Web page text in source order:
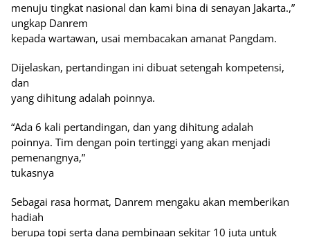
menuju tingkat nasional dan kami bina di senayan Jakarta.,”
ungkap Danrem
kepada wartawan, usai membacakan amanat Pangdam.
Dijelaskan, pertandingan ini dibuat setengah kompetensi,
dan
yang dihitung adalah poinnya.
“Ada 6 kali pertandingan, dan yang dihitung adalah
poinnya. Tim dengan poin tertinggi yang akan menjadi
pemenangnya,”
tukasnya
Sebagai rasa hormat, Danrem mengaku akan memberikan
hadiah
berupa topi serta dana pembinaan sekitar 10 juta untuk